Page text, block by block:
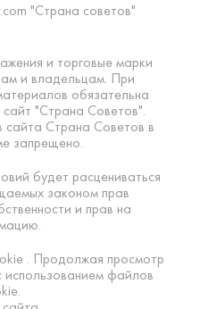
"Страна советов"
и торговые марки
и владельцам. При
обязательна
"Страна Советов".
Страна Советов в
запрещено.
будет расцениваться
законом прав
и прав на
. Продолжая просмотр
использованием файлов